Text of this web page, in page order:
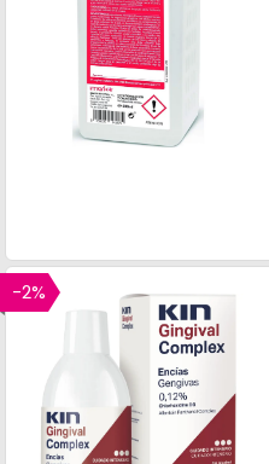
-2%